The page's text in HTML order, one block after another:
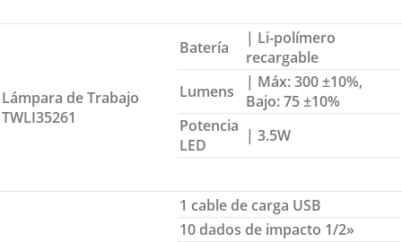
Lámpara de Trabajo
TWLI35261
Batería
| Li-polímero
recargable
Lumens
| Máx: 300 ±10%,
Bajo: 75 ±10%
Potencia
LED
| 3.5W
1 cable de carga USB
10 dados de impacto 1/2»